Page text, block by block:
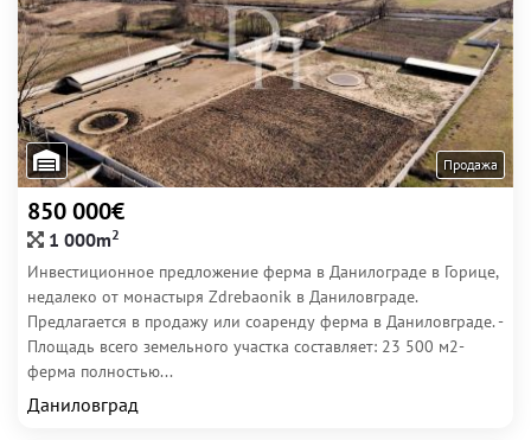
Продажа
850 000€
1 000m2
Инвестиционное предложение ферма в Данилограде в Горице,
недалеко от монастыря Zdrebaonik в Даниловграде.​
Предлагается в продажу или соаренду ферма в Даниловграде. -
Площадь всего земельного участка составляет: 23 500 м2-
ферма полностью...
Даниловград